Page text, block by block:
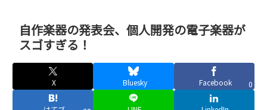
自作楽器の発表会、個人開発の電子楽器が
スゴすぎる！
X Bluesky Facebook 0